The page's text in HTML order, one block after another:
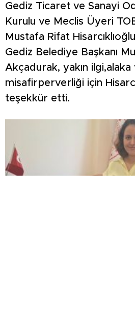
Gediz Ticaret ve Sanayi
Kurulu ve Meclis Üyeri
Mustafa Rifat
Gediz Belediye Başkanı
Akçadurak, yakın ilgi,alaka
misafirperverliği için
teşekkür etti.